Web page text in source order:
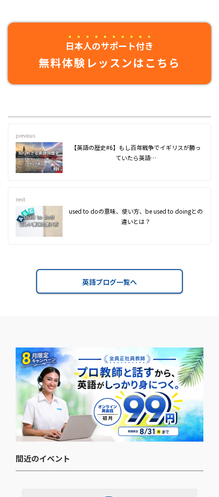
日本人のサポート付き
無料体験レッスンはこちら
previous
【英語の歴史#6】もし百年戦争でイギリスが勝っ
ていたら英語…
next
used to doの意味、使い方、be used to doingとの
違いとは？
英語ブログ一覧へ
間近のイベント​